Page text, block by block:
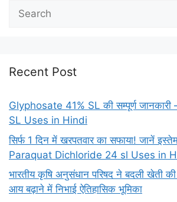
Search
Recent Post
Glyphosate 41% SL की सम्पूर्ण
SL Uses in Hindi
सिर्फ 1 दिन में खरपतवार का सफाया! जानें
Paraquat Dichloride 24 sl Uses in
भारतीय कृषि अनुसंधान परिषद ने बदली खेती की
आय बढ़ाने में निभाई ऐतिहासिक भूमिका